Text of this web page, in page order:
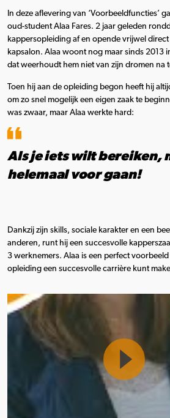
In deze aflevering van ‘Voorbeeldfuncties’
oud-student Alaa Fares. 2 jaar geleden
kappersopleiding af en opende vrijwel
kapsalon. Alaa woont nog maar sinds 2013
dat weerhoudt hem niet van zijn dromen na
Toen hij aan de opleiding begon heeft hij
om zo snel mogelijk een eigen zaak te
was zwaar, maar Alaa werkte hard:
Als je iets wilt bereiken,
helemaal voor gaan!
Dankzij zijn skills, sociale karakter en een
anderen, runt hij een succesvolle
3 werknemers. Alaa is een perfect
opleiding een succesvolle carrière kunt